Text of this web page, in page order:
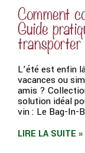
Comment
Guide
transporter
L’été est enfin
vacances ou
amis ?
solution idéal
vin : Le Bag-In-
LIRE LA SUITE »